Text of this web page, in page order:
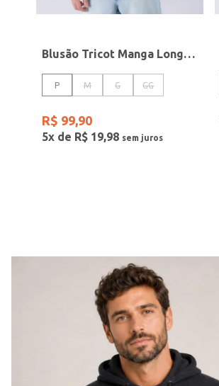
Blusão Tricot Manga Longa Masculino CINZA
P M G GG
R$ 99,90
5x de R$ 19,98